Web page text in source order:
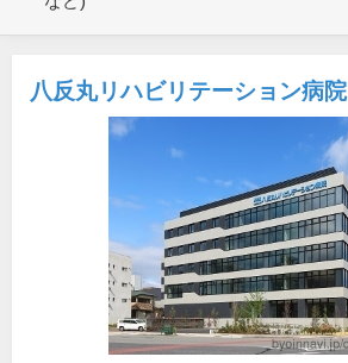
八反丸リハビリテーション病院